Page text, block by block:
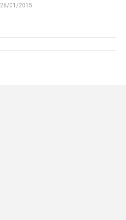
26/01/2015